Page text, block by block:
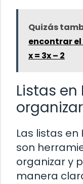
Quizás
encontrar el
x = 3x – 2
Listas en
Las listas en
son
organizar y
manera